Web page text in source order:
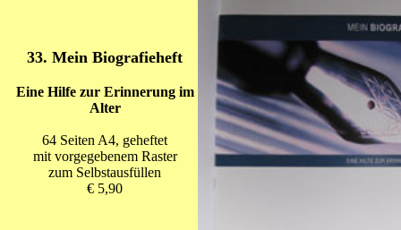
33. Mein Biografieheft
Eine Hilfe zur Erinnerung im
Alter
64 Seiten A4, geheftet
mit vorgegebenem Raster
zum Selbstausfüllen
€ 5,90